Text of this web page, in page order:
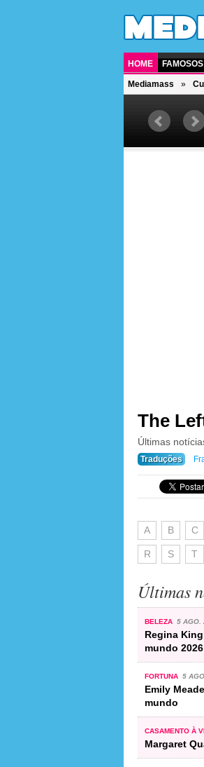
HOME FAMOSOS
Mediamass
The
Últimas
Traduções
A B C
R S T
Últimas
BELEZA 5 AGO.
Regina
mundo 2026
FORTUNA 5
Emily
mundo
CASAMENTO À
Margaret